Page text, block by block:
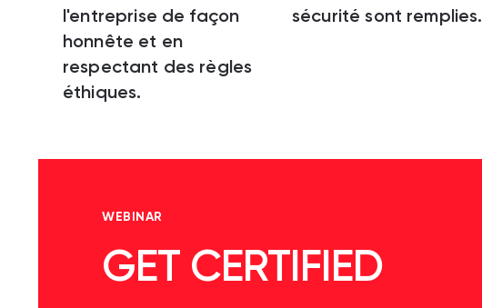
l'entreprise de façon
honnête et en
respectant des règles
éthiques.
sécurité sont remplies.
WEBINAR
GET CERTIFIED